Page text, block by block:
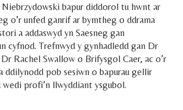
bapur diddorol tu hwnt ar
o’r unfed ganrif ar bymtheg o ddrama
a addaswyd yn Saesneg gan
cyfnod. Trefnwyd y gynhadledd gan Dr
Rachel Swallow o Brifysgol Caer, ac o’r
ddilynodd pob sesiwn o bapurau gellir
wedi profi’n llwyddiant ysgubol.